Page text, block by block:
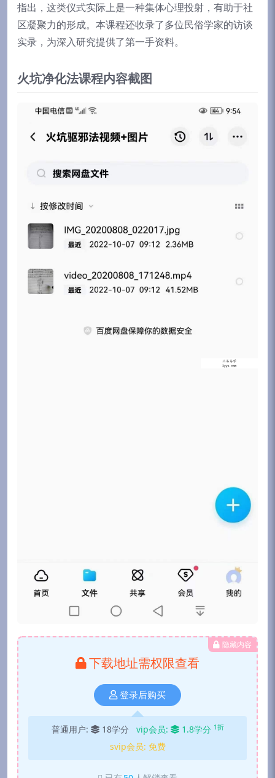
指出，这类仪式实际上是一种集体心理投射，有助于社
区凝聚力的形成。本课程还收录了多位民俗学家的访谈
实录，为深入研究提供了第一手资料。
火坑净化法课程内容截图
隐藏内容
下载地址需权限查看
登录后购买
普通用户: 18学分 vip会员: 1.8学分 1折
svip会员: 免费